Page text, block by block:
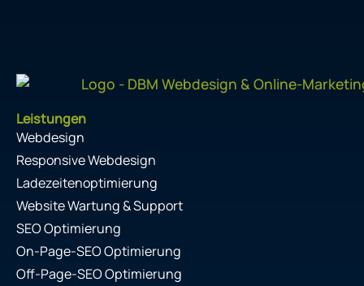
Leistungen
Webdesign
Responsive Webdesign
Ladezeitenoptimierung
Website Wartung & Support
SEO Optimierung
On-Page-SEO Optimierung
Off-Page-SEO Optimierung